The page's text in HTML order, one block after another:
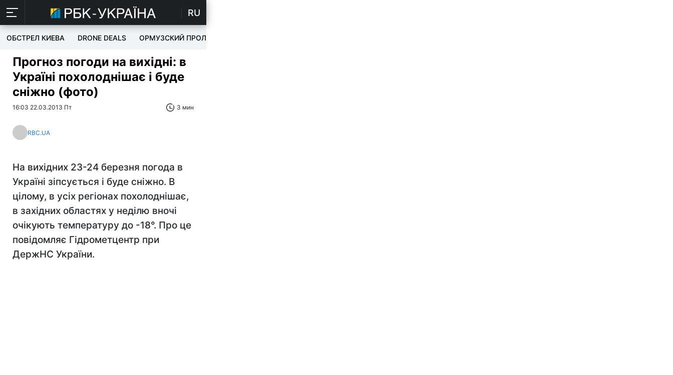
RU
ОБСТРЕЛ КИЕВА DRONE DEALS ОРМУЗСКИЙ ПРОЛИВ
Прогноз погоди на вихідні: в
Україні похолоднішає і буде
сніжно (фото)
16:03 22.03.2013 Пт 3 мин
RBC.UA
На вихідних 23-24 березня погода в
Україні зіпсується і буде сніжно. В
цілому, в усіх регіонах похолоднішає,
в західних областях у неділю вночі
очікують температуру до -18°. Про це
повідомляє Гідрометцентр при
ДержНС України.